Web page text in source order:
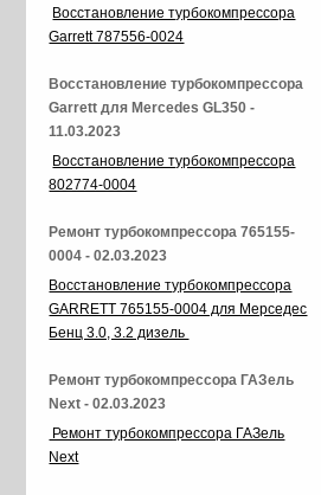
Восстановление турбокомпрессора
Garrett 787556-0024
Восстановление турбокомпрессора
Garrett для Mercedes GL350 -
11.03.2023
Восстановление турбокомпрессора
802774-0004
Ремонт турбокомпрессора 765155-
0004 - 02.03.2023
Восстановление турбокомпрессора
GARRETT 765155-0004 для Мерседес
Бенц 3.0, 3.2 дизель
Ремонт турбокомпрессора ГАЗель
Next - 02.03.2023
Ремонт турбокомпрессора ГАЗель
Next